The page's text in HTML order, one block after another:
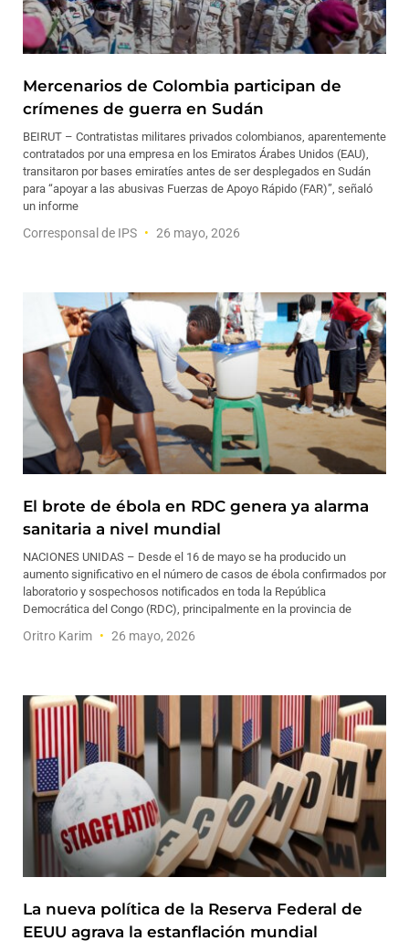
Mercenarios de Colombia participan de
crímenes de guerra en Sudán
BEIRUT – Contratistas militares privados colombianos, aparentemente
contratados por una empresa en los Emiratos Árabes Unidos (EAU),
transitaron por bases emiratíes antes de ser desplegados en Sudán
para “apoyar a las abusivas Fuerzas de Apoyo Rápido (FAR)”, señaló
un informe
Corresponsal de IPS 26 mayo, 2026
El brote de ébola en RDC genera ya alarma
sanitaria a nivel mundial
NACIONES UNIDAS – Desde el 16 de mayo se ha producido un
aumento significativo en el número de casos de ébola confirmados por
laboratorio y sospechosos notificados en toda la República
Democrática del Congo (RDC), principalmente en la provincia de
Oritro Karim 26 mayo, 2026
La nueva política de la Reserva Federal de
EEUU agrava la estanflación mundial